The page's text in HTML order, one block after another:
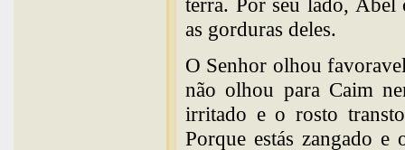
as gorduras deles.
O Senhor olhou
não olhou para Caim
irritado e o rosto
Porque estás zangado e